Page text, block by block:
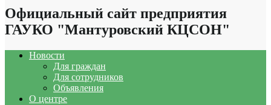
Официальный сайт предприятия
ГАУКО "Мантуровский КЦСОН"
Новости
Для граждан
Для сотрудников
Объявления
О центре